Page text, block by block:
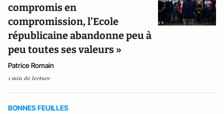
compromis en
compromission, l’Ecole
républicaine abandonne peu à
peu toutes ses valeurs »
Patrice Romain
1 min de lecture
BONNES FEUILLES